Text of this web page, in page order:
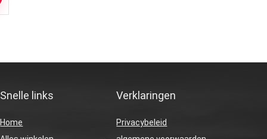
Snelle links
Home
Verklaringen
Privacybeleid